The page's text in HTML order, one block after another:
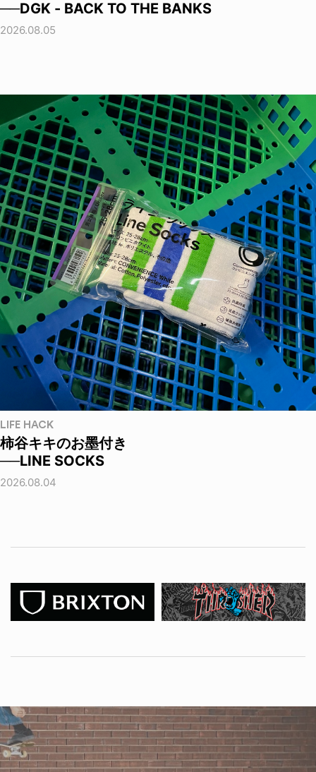
──DGK - BACK TO THE BANKS
2026.08.05
LIFE HACK
柿谷キキのお墨付き
──LINE SOCKS
2026.08.04